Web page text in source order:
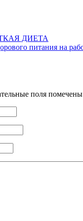
ДИЕТА
питания на
поля помечены